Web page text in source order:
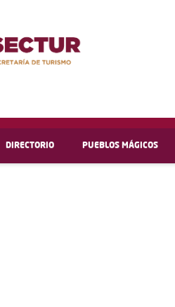
DIRECTORIO PUEBLOS MÁGICOS